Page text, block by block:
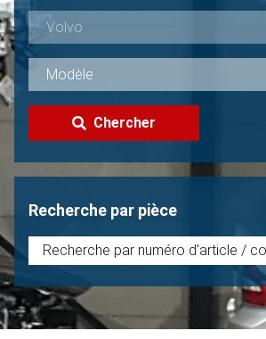
Chercher
Recherche par pièce